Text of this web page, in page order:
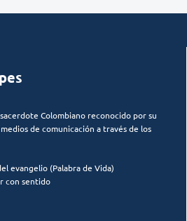
Colombiano reconocido por su
de comunicación a través de los
evangelio (Palabra de Vida)
con sentido